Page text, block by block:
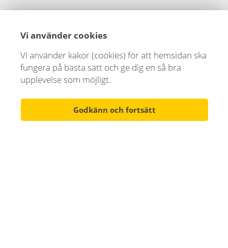
E-postadress *
Vi använder cookies
Vi använder kakor (cookies) för att hemsidan ska
fungera på bästa sätt och ge dig en så bra
upplevelse som möjligt.
Godkänn och fortsätt